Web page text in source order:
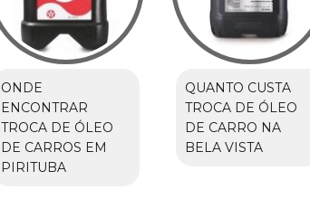
ONDE
ENCONTRAR
TROCA DE ÓLEO
DE CARROS EM
PIRITUBA
QUANTO CUSTA
TROCA DE ÓLEO
DE CARRO NA
BELA VISTA